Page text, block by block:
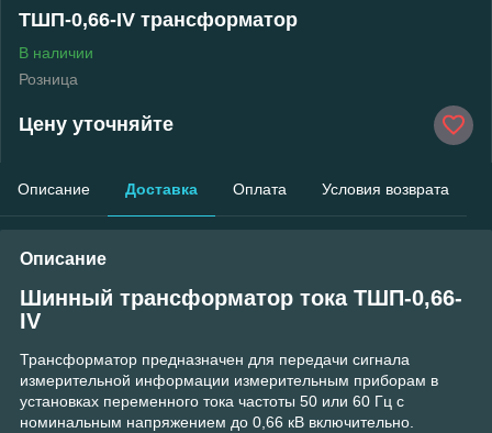
ТШП-0,66-IV трансформатор
В наличии
Розница
Цену уточняйте
Описание Доставка Оплата Условия возврата
Описание
Шинный трансформатор тока ТШП-0,66-
IV
Трансформатор предназначен для передачи сигнала
измерительной информации измерительным приборам в
установках переменного тока частоты 50 или 60 Гц с
номинальным напряжением до 0,66 кВ включительно.